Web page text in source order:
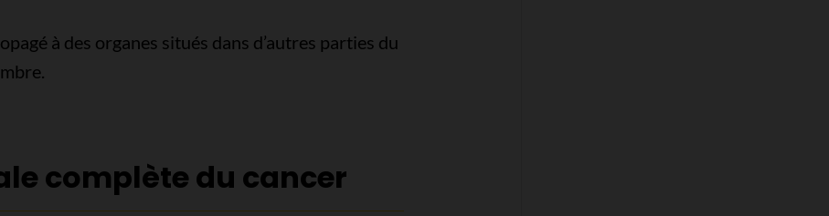
à des organes situés dans d’autres parties du
complète du cancer